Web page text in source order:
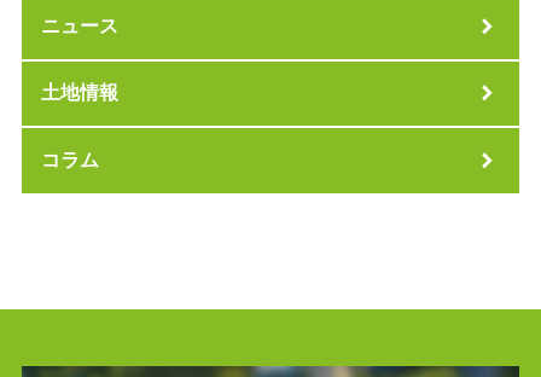
ニュース
土地情報
コラム